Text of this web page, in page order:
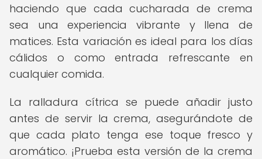
haciendo que cada cucharada de crema
sea una experiencia vibrante y llena de
matices. Esta variación es ideal para los días
cálidos o como entrada refrescante en
cualquier comida.
La ralladura cítrica se puede añadir justo
antes de servir la crema, asegurándote de
que cada plato tenga ese toque fresco y
aromático. ¡Prueba esta versión de la crema